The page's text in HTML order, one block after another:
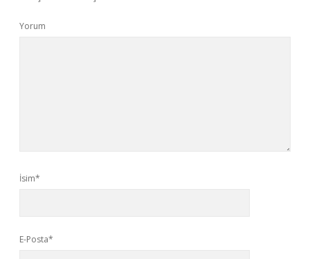
Yorum
İsim*
E-Posta*